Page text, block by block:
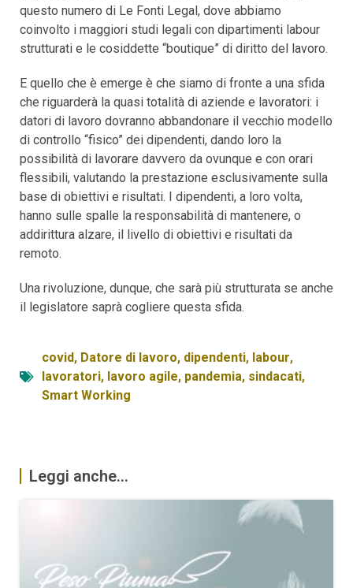
questo numero di Le Fonti Legal, dove abbiamo
coinvolto i maggiori studi legali con dipartimenti labour
strutturati e le cosiddette “boutique” di diritto del lavoro.
E quello che è emerge è che siamo di fronte a una sfida
che riguarderà la quasi totalità di aziende e lavoratori: i
datori di lavoro dovranno abbandonare il vecchio modello
di controllo “fisico” dei dipendenti, dando loro la
possibilità di lavorare davvero da ovunque e con orari
flessibili, valutando la prestazione esclusivamente sulla
base di obiettivi e risultati. I dipendenti, a loro volta,
hanno sulle spalle la responsabilità di mantenere, o
addirittura alzare, il livello di obiettivi e risultati da
remoto.
Una rivoluzione, dunque, che sarà più strutturata se anche
il legislatore saprà cogliere questa sfida.
covid, Datore di lavoro, dipendenti, labour,
lavoratori, lavoro agile, pandemia, sindacati,
Smart Working
Leggi anche...